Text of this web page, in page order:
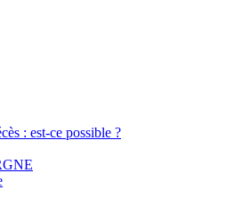
: est-ce possible ?